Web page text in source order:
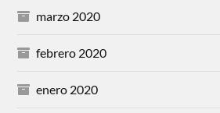
marzo 2020
febrero 2020
enero 2020